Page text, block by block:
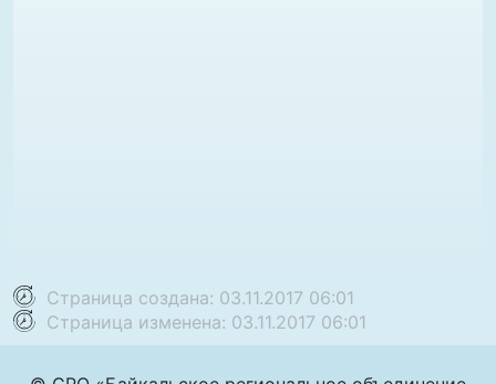
Страница создана: 03.11.2017 06:01
Страница изменена: 03.11.2017 06:01